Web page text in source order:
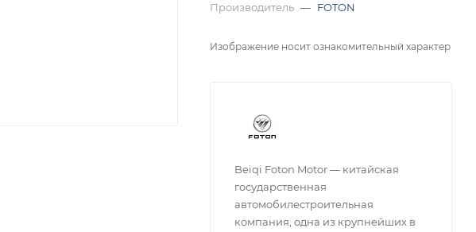
Производитель — FOTON
Изображение носит ознакомительный характер
Beiqi Foton Motor — китайская
государственная
автомобилестроительная
компания, одна из крупнейших в